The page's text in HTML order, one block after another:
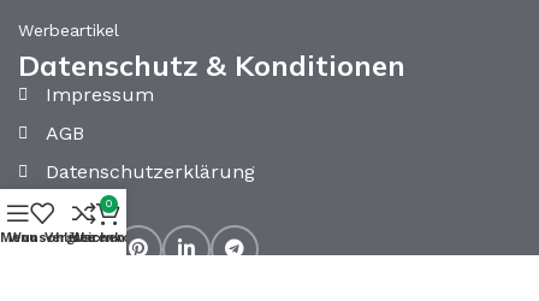
Werbeartikel
Datenschutz & Konditionen
Impressum
AGB
Datenschutzerklärung
Kontakt
Menu
Wunschliste
Vergleichen
0
Warenkorb